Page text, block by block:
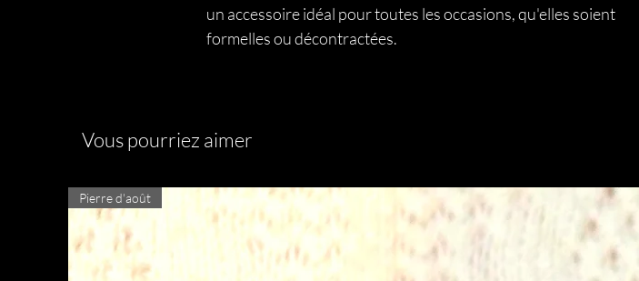
un accessoire idéal pour toutes les occasions, qu'elles soient
formelles ou décontractées.
Vous pourriez aimer
Pierre d'août